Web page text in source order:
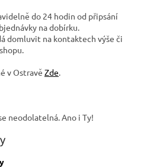
do 24 hodin od připsání
na dobírku.
domluvit na kontaktech výše či
v Ostravě Zde.
neodolatelná. Ano i Ty!